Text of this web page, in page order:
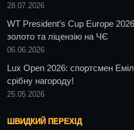
28.07.2026
WT President’s Cup Europe
золото та ліцензію на ЧЄ
06.06.2026
Lux Open 2026: спортсмен
срібну нагороду!
25.05.2026
ШВИДКИЙ ПЕРЕХІД